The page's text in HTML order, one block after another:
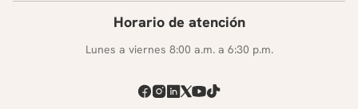
Horario de atención
Lunes a viernes 8:00 a.m. a 6:30 p.m.